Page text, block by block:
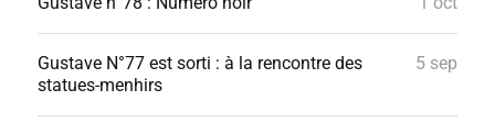
Gustave N°77 est sorti : à la rencontre des
statues-menhirs
5 sep